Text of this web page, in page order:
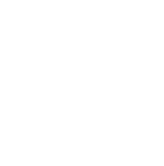
je nach Bedarf
Tablet verbunden,
- mit der Casambi-